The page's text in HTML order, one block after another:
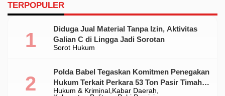
TERPOPULER
Sorot Hukum
Diduga Jual Material Tanpa Izin, Aktivitas
Galian C di Lingga Jadi Sorotan
Hukum & Kriminal Kabar Daerah
Polda Babel Tegaskan Komitmen Penegakan
Hukum Terkait Perkara 53 Ton Pasir Timah
Ilegal Di Belitung